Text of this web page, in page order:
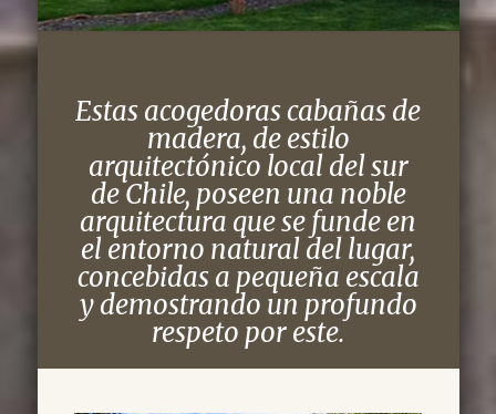
Estas acogedoras cabañas de
madera, de estilo
arquitectónico local del sur
de Chile, poseen una noble
arquitectura que se funde en
el entorno natural del lugar,
concebidas a pequeña escala
y demostrando un profundo
respeto por este.